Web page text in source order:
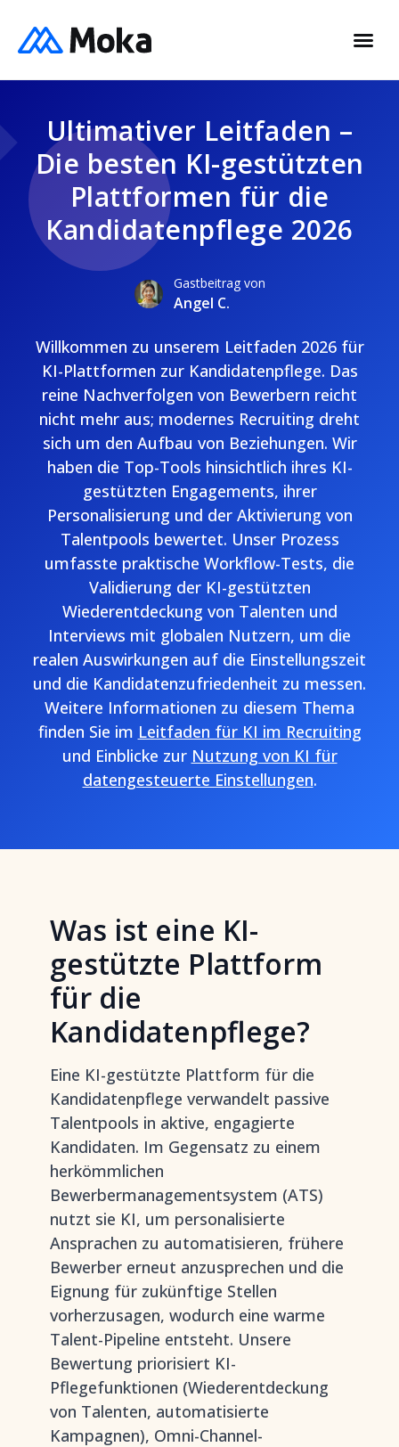
Ultimativer Leitfaden –
Die besten KI-gestützten
Plattformen für die
Kandidatenpflege 2026
Gastbeitrag von
Angel C.
Willkommen zu unserem Leitfaden 2026 für
KI-Plattformen zur Kandidatenpflege. Das
reine Nachverfolgen von Bewerbern reicht
nicht mehr aus; modernes Recruiting dreht
sich um den Aufbau von Beziehungen. Wir
haben die Top-Tools hinsichtlich ihres KI-
gestützten Engagements, ihrer
Personalisierung und der Aktivierung von
Talentpools bewertet. Unser Prozess
umfasste praktische Workflow-Tests, die
Validierung der KI-gestützten
Wiederentdeckung von Talenten und
Interviews mit globalen Nutzern, um die
realen Auswirkungen auf die Einstellungszeit
und die Kandidatenzufriedenheit zu messen.
Weitere Informationen zu diesem Thema
finden Sie im Leitfaden für KI im Recruiting
und Einblicke zur Nutzung von KI für
datengesteuerte Einstellungen.
Was ist eine KI-
gestützte Plattform
für die
Kandidatenpflege?
Eine KI-gestützte Plattform für die
Kandidatenpflege verwandelt passive
Talentpools in aktive, engagierte
Kandidaten. Im Gegensatz zu einem
herkömmlichen
Bewerbermanagementsystem (ATS)
nutzt sie KI, um personalisierte
Ansprachen zu automatisieren, frühere
Bewerber erneut anzusprechen und die
Eignung für zukünftige Stellen
vorherzusagen, wodurch eine warme
Talent-Pipeline entsteht. Unsere
Bewertung priorisiert KI-
Pflegefunktionen (Wiederentdeckung
von Talenten, automatisierte
Kampagnen), Omni-Channel-